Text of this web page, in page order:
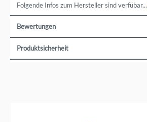
Folgende Infos zum Hersteller sind verfübar...
Bewertungen
Produktsicherheit